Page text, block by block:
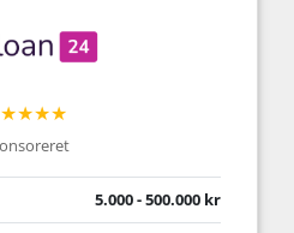
5.000 - 500.000 kr